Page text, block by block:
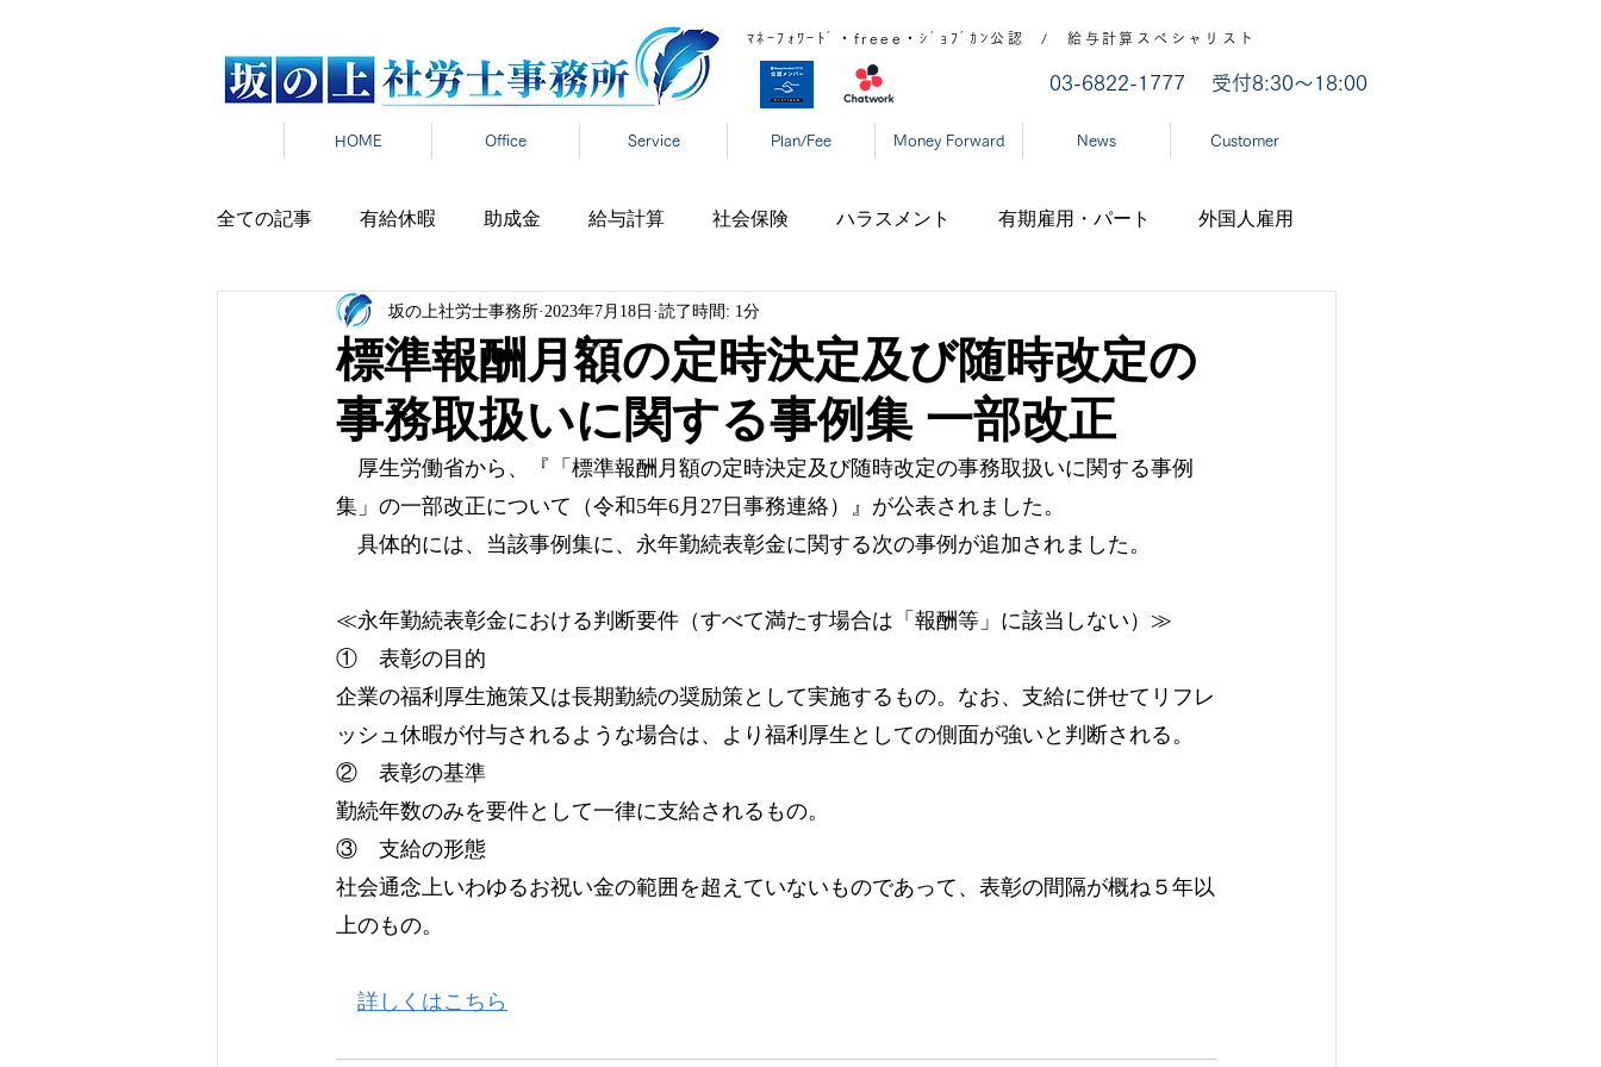
ﾏﾈｰﾌｫﾜｰﾄﾞ・freee・ｼﾞｮﾌﾞｶﾝ公認 / 給与計算スペシャリスト
​03-6822-1777 受付8:30～18:00
HOME Office Service Plan/Fee Money Forward News Customer
全ての記事 有給休暇 助成金 給与計算 社会保険 ハラスメント 有期雇用・パート 外国人雇用
労働時間 雇用契約 在宅勤務 税制 高齢者雇用
雇用保険 新卒 報道発表 年末調整 DX 事業復活支援金 新型コロナ
パワハラ セクハラ マタハラ 厚生労働省 東京都 大阪府 日本年金機構
標準報酬月額の定時決定及び随時改定の
事務取扱いに関する事例集 一部改正
坂の上社労士事務所 2023年7月18日 読了時間: 1分
厚生労働省から、『「標準報酬月額の定時決定及び随時改定の事務取扱いに関する事例
集」の一部改正について（令和5年6月27日事務連絡）』が公表されました。
具体的には、当該事例集に、永年勤続表彰金に関する次の事例が追加されました。
≪永年勤続表彰金における判断要件（すべて満たす場合は「報酬等」に該当しない）≫
①　表彰の目的
企業の福利厚生施策又は長期勤続の奨励策として実施するもの。なお、支給に併せてリフレ
ッシュ休暇が付与されるような場合は、より福利厚生としての側面が強いと判断される。
②　表彰の基準
勤続年数のみを要件として一律に支給されるもの。
③　支給の形態
社会通念上いわゆるお祝い金の範囲を超えていないものであって、表彰の間隔が概ね５年以
上のもの。
詳しくはこちら